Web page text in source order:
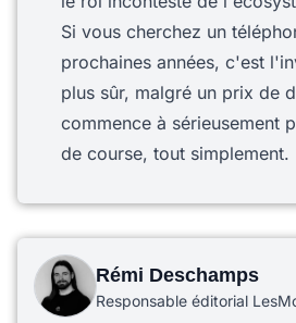
Si vous cherchez un
prochaines années, c'est
plus sûr, malgré un prix de
commence à sérieusement
de course, tout simplement.
Rémi Deschamps
Responsable éditorial